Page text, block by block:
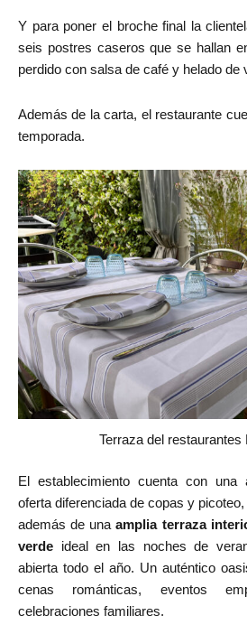
Y para poner el broche final la
seis postres caseros que se hallan
perdido con salsa de café y helado de
Además de la carta, el restaurante
temporada.
Terraza del restaurantes
El establecimiento cuenta con una
oferta diferenciada de copas y picoteo,
además de unaamplia terraza
verde ideal en las noches de
abierta todo el año. Un auténtico
cenas románticas, eventos
celebraciones familiares.